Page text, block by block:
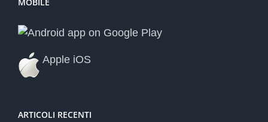
Apple iOS
ARTICOLI RECENTI